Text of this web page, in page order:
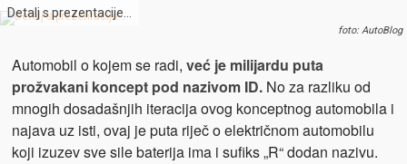
Detalj s prezentacije…
foto: AutoBlog
Automobil o kojem se radi, već je milijardu puta
prožvakani koncept pod nazivom ID.No za razliku od
mnogih dosadašnjih iteracija ovog konceptnog automobila i
najava uz isti, ovaj je puta riječ o električnom automobilu
koji izuzev sve sile baterija ima i sufiks „R“ dodan nazivu.